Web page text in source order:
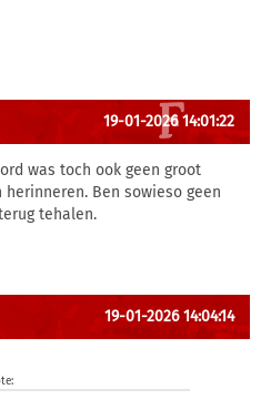
19-01-2026 14:01:22
was toch ook geen groot
Ben sowieso geen
tehalen.
19-01-2026 14:04:14